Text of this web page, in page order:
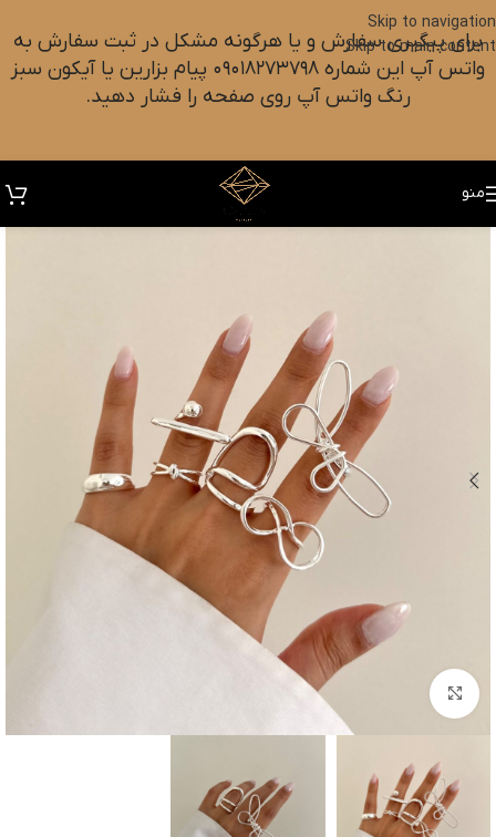
Skip to navigation
Skip to main content
برای پیگیری سفارش و یا هرگونه مشکل در ثبت سفارش به
واتس آپ این شماره ۰۹۰۱۸۲۷۳۷۹۸ پیام بزارین یا آیکون سبز
رنگ واتس آپ روی صفحه را فشار دهید.
منو
بزرگنمایی تصویر